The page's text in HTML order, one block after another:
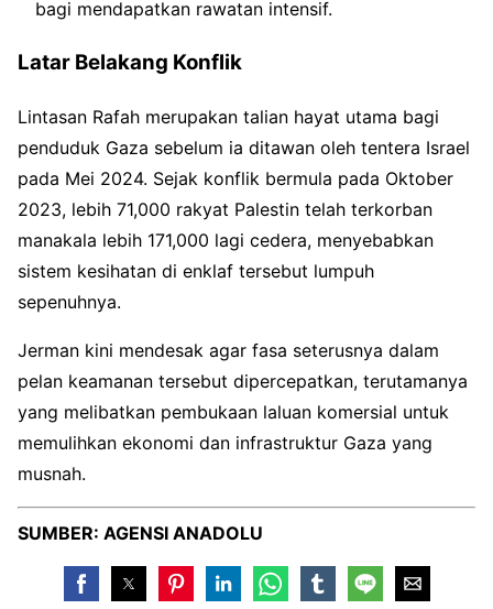
bagi mendapatkan rawatan intensif.
Latar Belakang Konflik
Lintasan Rafah merupakan talian hayat utama bagi
penduduk Gaza sebelum ia ditawan oleh tentera Israel
pada Mei 2024. Sejak konflik bermula pada Oktober
2023, lebih 71,000 rakyat Palestin telah terkorban
manakala lebih 171,000 lagi cedera, menyebabkan
sistem kesihatan di enklaf tersebut lumpuh
sepenuhnya.
Jerman kini mendesak agar fasa seterusnya dalam
pelan keamanan tersebut dipercepatkan, terutamanya
yang melibatkan pembukaan laluan komersial untuk
memulihkan ekonomi dan infrastruktur Gaza yang
musnah.
SUMBER: AGENSI ANADOLU